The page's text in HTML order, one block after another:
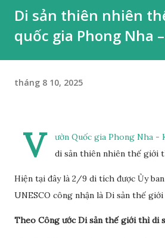
Di sản thiên nhiên
quốc gia Phong Nha
tháng 8 10, 2025
V
ườn Quốc gia Phong Nha -
di sản thiên nhiên thế giới
Hiện tại đây là 2/9 di tích được Ủy
UNESCO công nhận là Di sản thế
Theo Công ước Di sản thế giới thì di